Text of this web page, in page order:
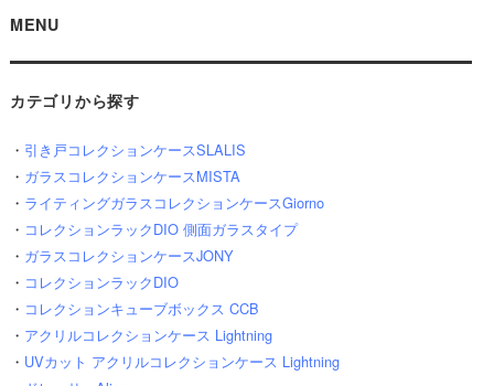
MENU
カテゴリから探す
・ 引き戸コレクションケースSLALIS
・ ガラスコレクションケースMISTA
・ ライティングガラスコレクションケースGiorno
・ コレクションラックDIO 側面ガラスタイプ
・ ガラスコレクションケースJONY
・ コレクションラックDIO
・ コレクションキューブボックス CCB
・ アクリルコレクションケース Lightning
・ UVカット アクリルコレクションケース Lightning